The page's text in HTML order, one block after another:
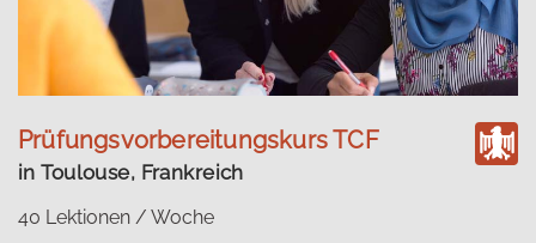
Prüfungsvorbereitungskurs TCF
in Toulouse, Frankreich
40 Lektionen / Woche